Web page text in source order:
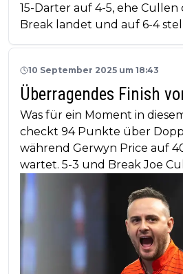
15-Darter auf 4-5, ehe Cullen
Break landet und auf 6-4
10 September 2025 um 18:43
Überragendes Finish
Was für ein Moment in
checkt 94 Punkte über
während Gerwyn Price auf
wartet. 5-3 und Break Joe